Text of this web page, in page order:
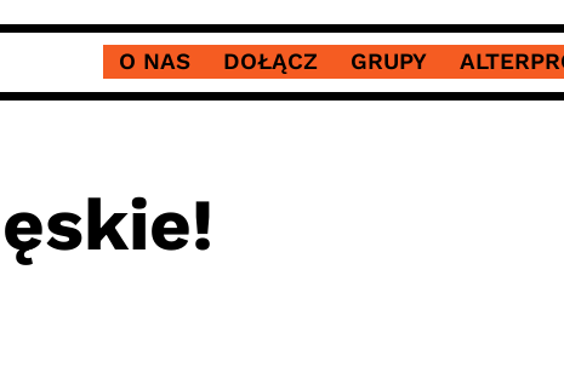
O NAS DOŁĄCZ GRUPY